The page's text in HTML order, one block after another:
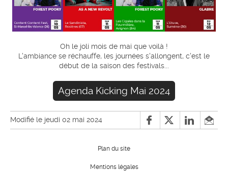
Oh le joli mois de mai que voilà !
L'ambiance se réchauffe, les journées s'allongent, c'est le
début de la saison des festivals...
Agenda Kicking Mai 2024
Modifié le jeudi 02 mai 2024
Plan du site
Mentions légales